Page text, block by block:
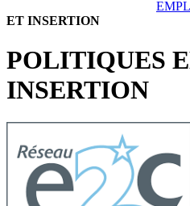
ET INSERTION
POLITIQUES
INSERTION